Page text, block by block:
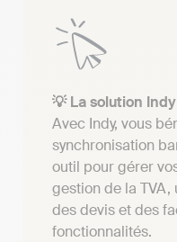
💡 La solution Indy
Avec Indy, vous
synchronisation
outil pour gérer
gestion de la
des devis et des
fonctionnalités.